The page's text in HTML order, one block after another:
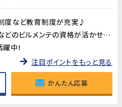
度など教育制度が充実♪
電気工事士や施工管理士などのビルメンテの資格が活かせます!
躍中!
注目ポイントをもっと見る
かんたん応募